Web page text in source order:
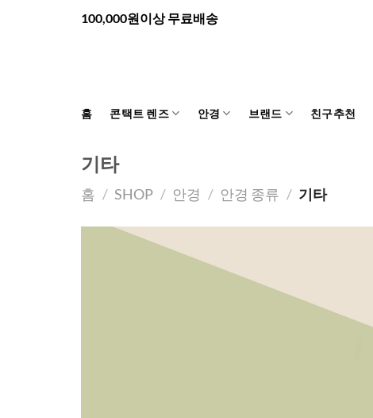
100,000원이상 무료배송
홈 콘택트 렌즈 안경 브랜드 친구추천
기타
홈 / SHOP / 안경 / 안경 종류 / 기타